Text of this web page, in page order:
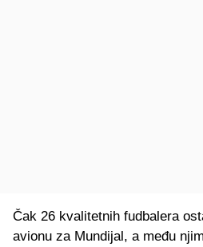
Čak 26 kvalitetnih fudbalera
avionu za Mundijal, a među